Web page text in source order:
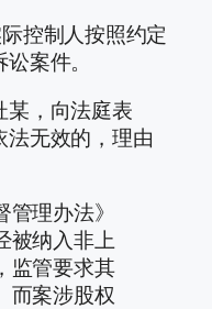
控制人按照约定
案件。
某，向法庭表
法无效的，理由
理办法》
被纳入非上
监管要求其
而案涉股权